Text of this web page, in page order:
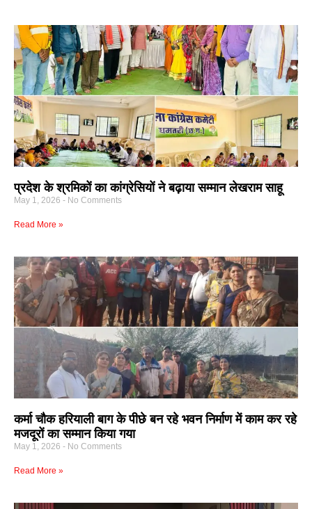
प्रदेश के श्रमिकों का कांग्रेसियों ने बढ़ाया सम्मान लेखराम साहू
May 1, 2026 No Comments
Read More »
कर्मा चौक हरियाली बाग के पीछे बन रहे भवन निर्माण में काम कर रहे
मजदूरों का सम्मान किया गया
May 1, 2026 No Comments
Read More »